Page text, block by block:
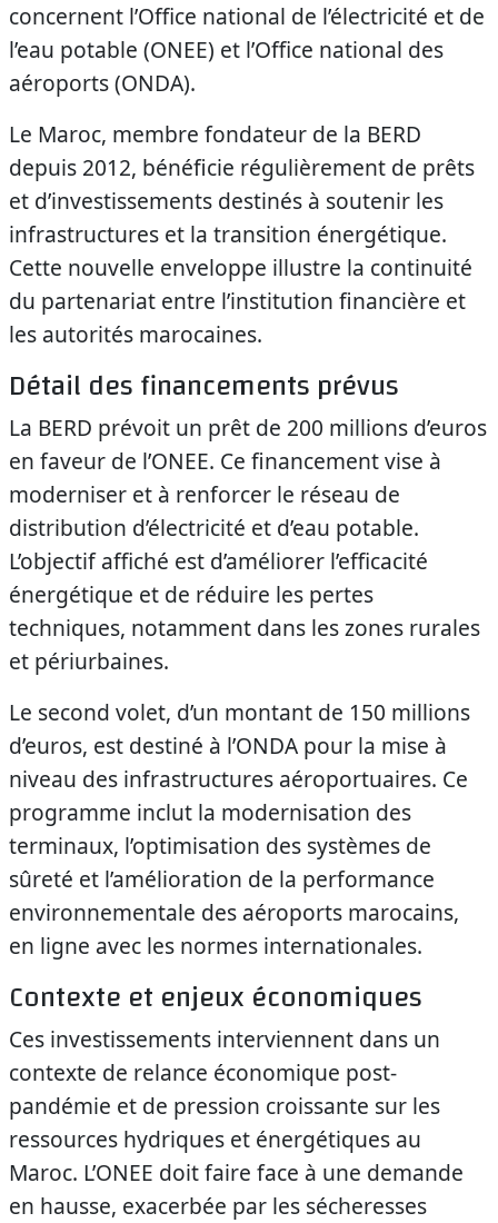
concernent l’Office national de l’électricité et de
l’eau potable (ONEE) et l’Office national des
aéroports (ONDA).
Le Maroc, membre fondateur de la BERD
depuis 2012, bénéficie régulièrement de prêts
et d’investissements destinés à soutenir les
infrastructures et la transition énergétique.
Cette nouvelle enveloppe illustre la continuité
du partenariat entre l’institution financière et
les autorités marocaines.
Détail des financements prévus
La BERD prévoit un prêt de 200 millions d’euros
en faveur de l’ONEE. Ce financement vise à
moderniser et à renforcer le réseau de
distribution d’électricité et d’eau potable.
L’objectif affiché est d’améliorer l’efficacité
énergétique et de réduire les pertes
techniques, notamment dans les zones rurales
et périurbaines.
Le second volet, d’un montant de 150 millions
d’euros, est destiné à l’ONDA pour la mise à
niveau des infrastructures aéroportuaires. Ce
programme inclut la modernisation des
terminaux, l’optimisation des systèmes de
sûreté et l’amélioration de la performance
environnementale des aéroports marocains,
en ligne avec les normes internationales.
Contexte et enjeux économiques
Ces investissements interviennent dans un
contexte de relance économique post-
pandémie et de pression croissante sur les
ressources hydriques et énergétiques au
Maroc. L’ONEE doit faire face à une demande
en hausse, exacerbée par les sécheresses